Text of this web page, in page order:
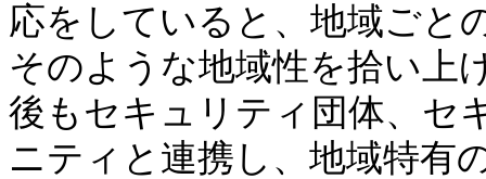
応をしていると、地域ごと
そのような地域性を拾い上
後もセキュリティ団体、セ
ニティと連携し、地域特有